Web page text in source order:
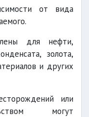
от вида
для нефти,
золота,
и других
или
могут